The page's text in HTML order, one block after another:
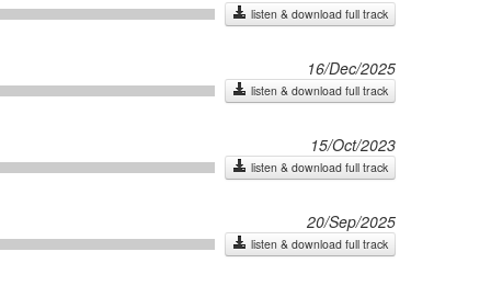
listen & download full track
16/Dec/2025
listen & download full track
15/Oct/2023
listen & download full track
20/Sep/2025
listen & download full track